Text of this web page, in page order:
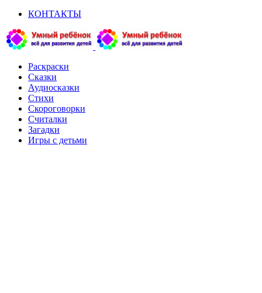
КОНТАКТЫ
Раскраски
Сказки
Аудиосказки
Стихи
Скороговорки
Считалки
Загадки
Игры с детьми